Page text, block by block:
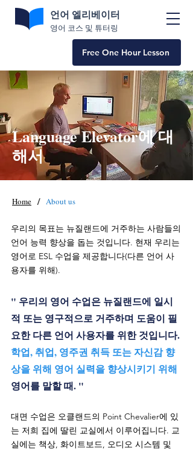
언어 엘리베이터
영어 코스 및 튜터링
Free One Hour Lesson
Language Elevator에 대
해서
Home / About us
우리의 목표는 뉴질랜드에 거주하는 사람들의
언어 능력 향상을 돕는 것입니다. 현재 우리는
영어로 ESL 수업을 제공합니다(다른 언어 사
용자를 위해).
" 우리의 영어 수업은 뉴질랜드에 일시
적 또는 영구적으로 거주하며 도움이 필
요한 다른 언어 사용자를 위한 것입니다.
학업, 취업, 영주권 취득 또는 자신감 향
상을 위해 영어 실력을 향상시키기 위해
영어를 말할 때. ​​"
대면 수업은 오클랜드의 Point Chevalier에 있
는 저희 집에 딸린 교실에서 이루어집니다. 교
실에는 책상, 화이트보드, 오디오 시스템 및